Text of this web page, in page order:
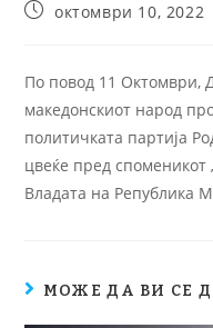
октомври 10, 2022
По повод 11 Октомври,
македонскиот народ
политичката партија
цвеќе пред споменикот
Владата на Република
МОЖЕ ДА ВИ СЕ